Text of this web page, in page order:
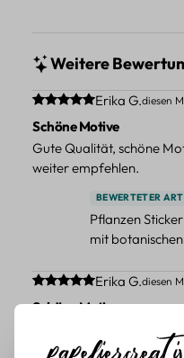
Weitere
Durchschnittliche
Erika G.diesen
Schöne Motive
Gute Qualität, schöne
weiter empfehlen.
BEWERTETER
Pflanzen
mit
Durchschnittliche
Erika G.diesen
Schöne Motive
würde sie wieder kaufen.